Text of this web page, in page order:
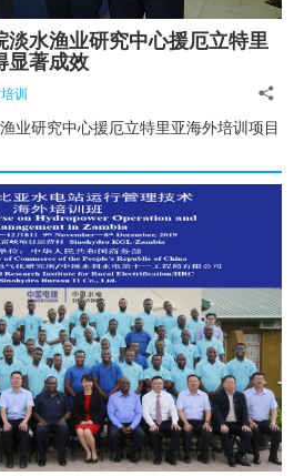
淡水渔业研究中心援厄立特里
显著成效
训
业研究中心援厄立特里亚海外培训项目